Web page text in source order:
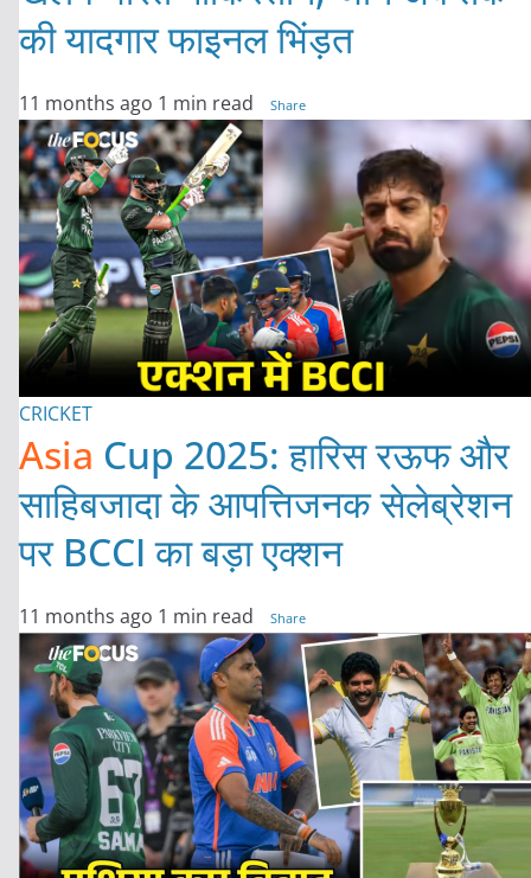
की यादगार फाइनल भिंड़त
11 months ago 1 min read Share
CRICKET
Asia Cup 2025: हारिस रऊफ और
साहिबजादा के आपत्तिजनक सेलेब्रेशन
पर BCCI का बड़ा एक्शन
11 months ago 1 min read Share